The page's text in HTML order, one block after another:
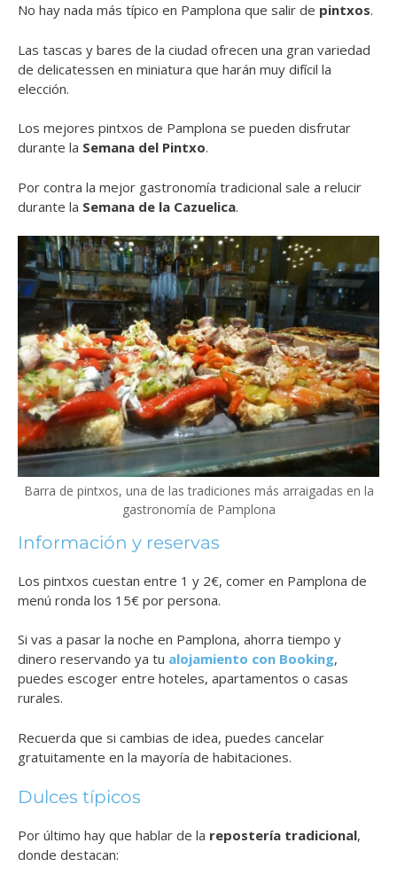
No hay nada más típico en Pamplona que salir de pintxos.
Las tascas y bares de la ciudad ofrecen una gran variedad
de delicatessen en miniatura que harán muy difícil la
elección.
Los mejores pintxos de Pamplona se pueden disfrutar
durante la Semana del Pintxo.
Por contra la mejor gastronomía tradicional sale a relucir
durante la Semana de la Cazuelica.
Barra de pintxos, una de las tradiciones más arraigadas en la
gastronomía de Pamplona
Información y reservas
Los pintxos cuestan entre 1 y 2€, comer en Pamplona de
menú ronda los 15€ por persona.
Si vas a pasar la noche en Pamplona, ahorra tiempo y
dinero reservando ya tu alojamiento con Booking,
puedes escoger entre hoteles, apartamentos o casas
rurales.
Recuerda que si cambias de idea, puedes cancelar
gratuitamente en la mayoría de habitaciones.
Dulces típicos
Por último hay que hablar de la repostería tradicional,
donde destacan: